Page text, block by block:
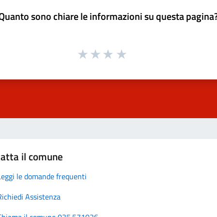
sono chiare le informazioni su questa
il comune
le domande frequenti
Assistenza